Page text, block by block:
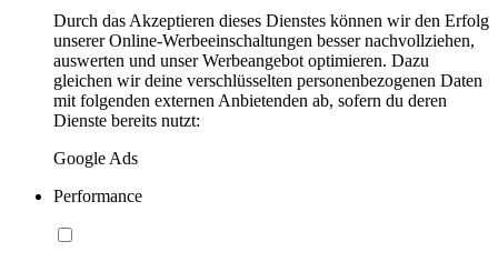
Durch das Akzeptieren dieses Dienstes können wir den Erfolg
unserer Online-Werbeeinschaltungen besser nachvollziehen,
auswerten und unser Werbeangebot optimieren. Dazu
gleichen wir deine verschlüsselten personenbezogenen Daten
mit folgenden externen Anbietenden ab, sofern du deren
Dienste bereits nutzt:
Google Ads
Performance